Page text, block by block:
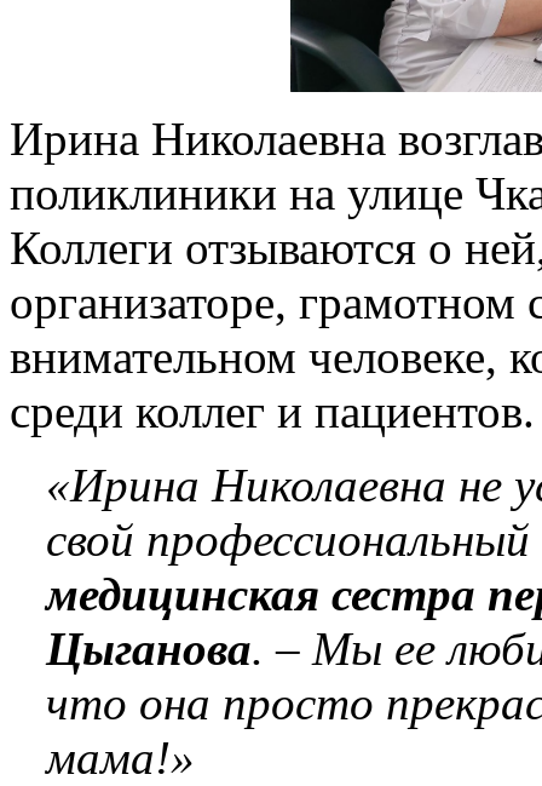
Ирина Николаевна
поликлиники на улице
Коллеги отзываются о
организаторе, грамотном
внимательном человеке,
среди коллег и пациентов.
«Ирина Николаевна не
свой
медицинская сестра
Цыганова. – Мы ее
что она просто
мама!»